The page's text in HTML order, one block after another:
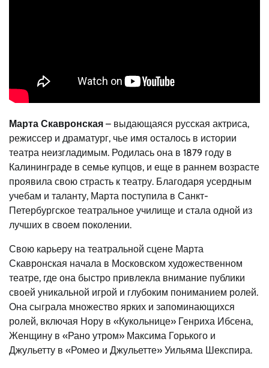
Марта Скавронская – выдающаяся русская актриса,
режиссер и драматург, чье имя осталось в истории
театра неизгладимым. Родилась она в 1879 году в
Калининграде в семье купцов, и еще в раннем возрасте
проявила свою страсть к театру. Благодаря усердным
учебам и таланту, Марта поступила в Санкт-
Петербургское театральное училище и стала одной из
лучших в своем поколении.
Свою карьеру на театральной сцене Марта
Скавронская начала в Московском художественном
театре, где она быстро привлекла внимание публики
своей уникальной игрой и глубоким пониманием ролей.
Она сыграла множество ярких и запоминающихся
ролей, включая Нору в «Кукольнице» Генриха Ибсена,
Женщину в «Рано утром» Максима Горького и
Джульетту в «Ромео и Джульетте» Уильяма Шекспира.